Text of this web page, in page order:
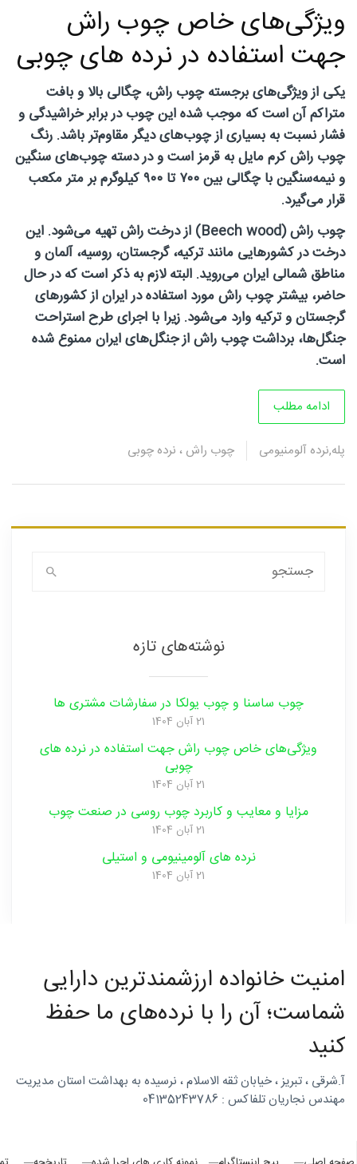
سی
روتاری
در
شمال
غرب
(تبریز)
ویژگی‌های خاص چوب راش
جهت استفاده در نرده های چوبی
یکی از ویژگی‌های برجسته چوب راش، چگالی بالا و بافت
متراکم آن است که موجب شده این چوب در برابر خراشیدگی و
فشار نسبت به بسیاری از چوب‌های دیگر مقاوم‌تر باشد. رنگ
چوب راش کرم مایل به قرمز است و در دسته چوب‌های سنگین
و نیمه‌سنگین با چگالی بین ۷۰۰ تا ۹۰۰ کیلوگرم بر متر مکعب
قرار می‌گیرد.
چوب راش(Beech wood)
از درخت راش تهیه می‌شود. این
درخت در کشورهایی مانند ترکیه، گرجستان، روسیه، آلمان و
مناطق شمالی ایران می‌روید. البته لازم به ذکر است که در حال
حاضر، بیشتر چوب راش مورد استفاده در ایران از کشورهای
گرجستان و ترکیه وارد می‌شود. زیرا با اجرای طرح استراحت
جنگل‌ها، برداشت چوب راش از جنگل‌های ایران ممنوع شده
است.
ادامه مطلب
پله,نرده آلومنیومی چوب راش ، نرده چوبی
جستجو
برای:
نوشته‌های تازه
چوب ساسنا و چوب یولکا در سفارشات مشتری ها
21 آبان 1404
ویژگی‌های خاص چوب راش جهت استفاده در نرده های
چوبی
21 آبان 1404
مزایا و‌ معایب و‌ کاربرد چوب روسی در صنعت ‌چوب
21 آبان 1404
نرده های آلومینیومی و‌ استیلی
21 آبان 1404
امنیت خانواده ارزشمندترین دارایی
شماست؛ آن را با نرده‌های ما حفظ
کنید
آ.شرقی ، تبریز ، خیابان ثقه الاسلام ، نرسیده به بهداشت استان مدیریت
مهندس نجاریان تلفاکس : 04135243786